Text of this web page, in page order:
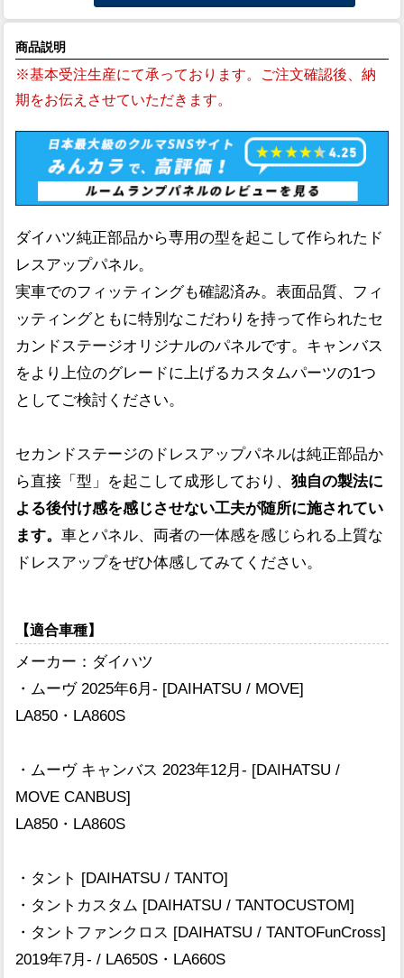
商品説明
※基本受注生産にて承っております。ご注文確認後、納
期をお伝えさせていただきます。
ダイハツ純正部品から専用の型を起こして作られたド
レスアップパネル。
実車でのフィッティングも確認済み。表面品質、フィ
ッティングともに特別なこだわりを持って作られたセ
カンドステージオリジナルのパネルです。キャンバス
をより上位のグレードに上げるカスタムパーツの1つ
としてご検討ください。
セカンドステージのドレスアップパネルは純正部品か
ら直接「型」を起こして成形しており、独自の製法に
よる後付け感を感じさせない工夫が随所に施されてい
ます。車とパネル、両者の一体感を感じられる上質な
ドレスアップをぜひ体感してみてください。
【適合車種】
メーカー：ダイハツ
・ムーヴ 2025年6月- [DAIHATSU / MOVE]
LA850・LA860S
・ムーヴ キャンバス 2023年12月- [DAIHATSU /
MOVE CANBUS]
LA850・LA860S
・タント [DAIHATSU / TANTO]
・タントカスタム [DAIHATSU / TANTOCUSTOM]
・タントファンクロス [DAIHATSU / TANTOFunCross]
2019年7月- / LA650S・LA660S